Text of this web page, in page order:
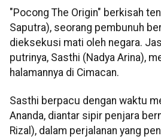
"Pocong The Origin" berkisah
Saputra), seorang pembunuh
dieksekusi mati oleh negara.
putrinya, Sasthi (Nadya Arina),
halamannya di Cimacan.
Sasthi berpacu dengan waktu
Ananda, diantar sipir penjara
Rizal), dalam perjalanan yang